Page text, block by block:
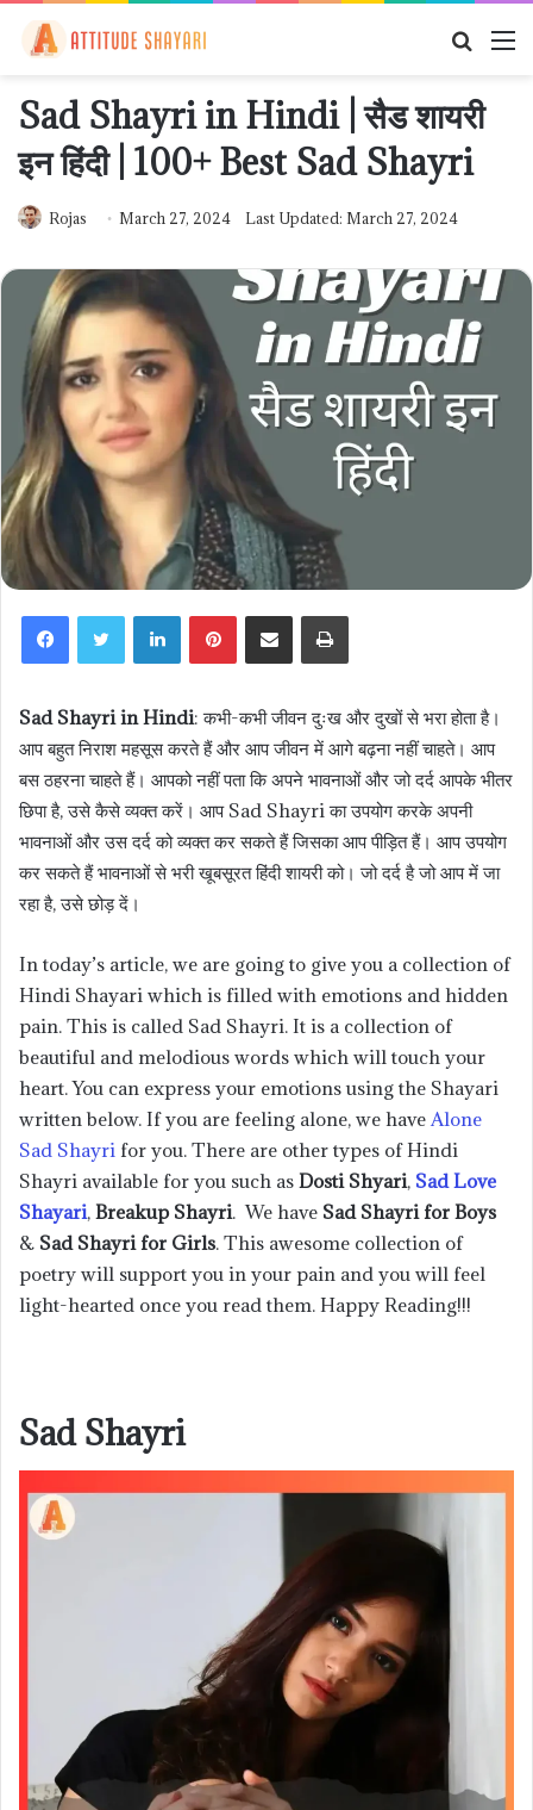
Sad Shayri in Hindi | सैड शायरी
इन हिंदी | 100+ Best Sad Shayri
Rojas March 27, 2024 Last Updated: March 27, 2024
LinkedInPinterestShare via Email Print
Sad Shayri in Hindi: कभी-कभी जीवन दुःख और दुखों से भरा होता है।
आप बहुत निराश महसूस करते हैं और आप जीवन में आगे बढ़ना नहीं चाहते। आप
बस ठहरना चाहते हैं। आपको नहीं पता कि अपने भावनाओं और जो दर्द आपके भीतर
छिपा है, उसे कैसे व्यक्त करें। आप Sad Shayri का उपयोग करके अपनी
भावनाओं और उस दर्द को व्यक्त कर सकते हैं जिसका आप पीड़ित हैं। आप उपयोग
कर सकते हैं भावनाओं से भरी खूबसूरत हिंदी शायरी को। जो दर्द है जो आप में जा
रहा है, उसे छोड़ दें।
In today’s article, we are going to give you a collection of
Hindi Shayari which is filled with emotions and hidden
pain. This is called Sad Shayri. It is a collection of
beautiful and melodious words which will touch your
heart. You can express your emotions using the Shayari
written below. If you are feeling alone, we have Alone
Sad Shayri for you. There are other types of Hindi
Shayri available for you such as Dosti Shyari, Sad Love
Shayari, Breakup Shayri. We have Sad Shayri for Boys
& Sad Shayri for Girls. This awesome collection of
poetry will support you in your pain and you will feel
light-hearted once you read them. Happy Reading!!!
Sad Shayri